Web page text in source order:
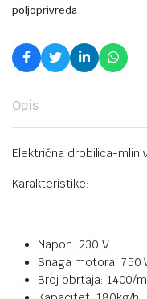
poljoprivreda
Opis
Električna drobilica-mlin
Karakteristike:
Napon: 230 V
Snaga motora: 750
Broj obrtaja: 1400/